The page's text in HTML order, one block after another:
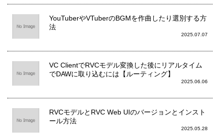
YouTuberやVTuberのBGMを作曲したり選別する方
法
2025.07.07
VC ClientでRVCモデル変換した後にリアルタイム
でDAWに取り込むには【ルーティング】
2025.06.06
RVCモデルとRVC Web UIのバージョンとインスト
ール方法
2025.05.28